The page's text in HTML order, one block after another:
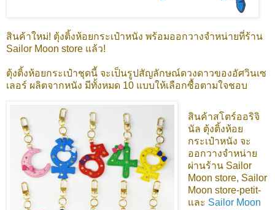
สินค้าใหม่! ตุ้งติ้งห้อยกระเป๋าหนัง พร้อมออกวางจำหน่ายที่ร้าน
Sailor Moon store แล้ว!
ตุ้งติ้งห้อยกระเป๋าชุดนี้ จะเป็นรูปสัญลักษณ์ดวงดาวของอัศวินเซ
เลอร์ ผลิตจากหนัง มีทั้งหมด 10 แบบให้เลือกซื้อตามใจชอบ
สินค้าสโตร์ออริจิ
นัล ตุ้งติ้งห้อย
กระเป๋าหนัง จะ
ออกวางจำหน่าย
ผ่านร้าน Sailor
Moon store, Sailor
Moon store-petit-
และ Sailor Moon